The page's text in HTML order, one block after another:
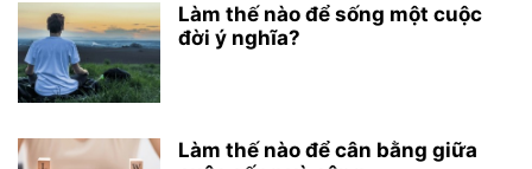
Làm thế nào để sống một cuộc
đời ý nghĩa?
Làm thế nào để cân bằng giữa